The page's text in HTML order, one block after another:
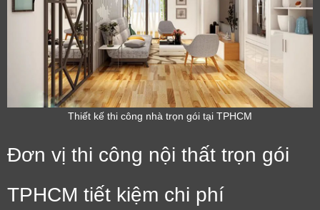
Thiết kế thi công nhà trọn gói tại TPHCM
Đơn vị thi công nội thất trọn gói
TPHCM tiết kiệm chi phí